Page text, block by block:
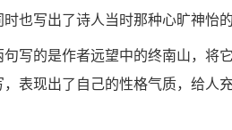
也写出了诗人当时那种心旷神怡
的是作者远望中的终南山，将
表现出了自己的性格气质，给人